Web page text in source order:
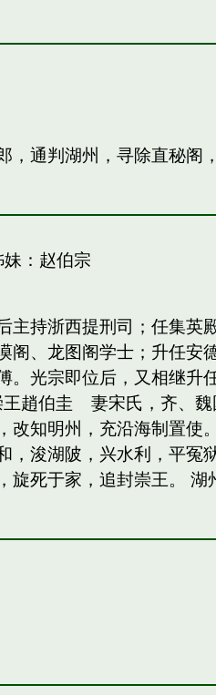
，通判湖州，寻除直秘阁
： 赵伯宗
主持浙西提刑司；任集
阁、龙图阁学士；升任
。光宗即位后，又相继
趙伯圭 妻宋氏，齐、魏
改知明州，充沿海制置使
，浚湖陂，兴水利，平
死于家，追封崇王。 湖